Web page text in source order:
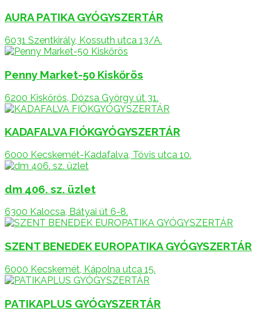
AURA PATIKA GYÓGYSZERTÁR
6031 Szentkirály, Kossuth utca 13/A.
Penny Market-50 Kiskőrös
6200 Kiskőrös, Dózsa György út 31.
KADAFALVA FIÓKGYÓGYSZERTÁR
6000 Kecskemét-Kadafalva, Tövis utca 10.
dm 406. sz. üzlet
6300 Kalocsa, Bátyai út 6-8.
SZENT BENEDEK EUROPATIKA GYÓGYSZERTÁR
6000 Kecskemét, Kápolna utca 15.
PATIKAPLUS GYÓGYSZERTÁR